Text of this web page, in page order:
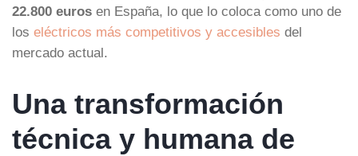
22.800 euros en España, lo que lo coloca como uno de
los eléctricos más competitivos y accesibles del
mercado actual.
Una transformación
técnica y humana de